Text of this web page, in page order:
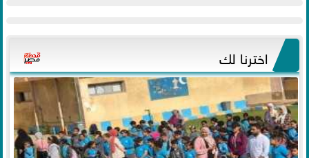
اخترنا لك